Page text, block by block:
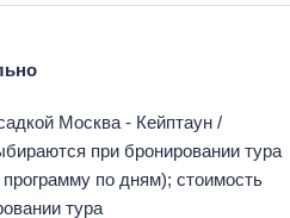
Москва - Кейптаун /
при бронировании тура
по дням); стоимость
тура